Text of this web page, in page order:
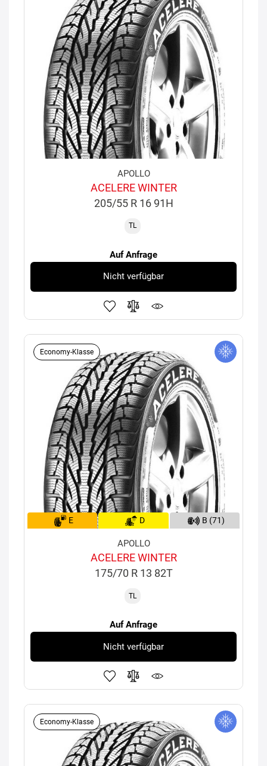
APOLLO
ACELERE WINTER
205/55 R 16 91H
TL
Auf Anfrage
Nicht verfügbar
Economy-Klasse
E D B (71)
APOLLO
ACELERE WINTER
175/70 R 13 82T
TL
Auf Anfrage
Nicht verfügbar
Economy-Klasse